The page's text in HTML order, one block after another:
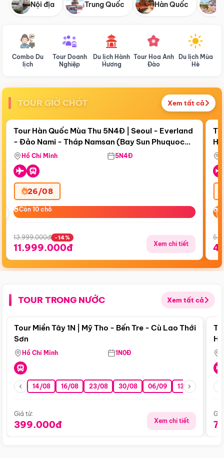
Nội địa Trung Quốc Hàn Quốc
Combo Du
lịch
Tour Doanh
Nghiệp
Du lịch Hành
Hương
Tour Hoa Anh
Đào
Du lịch Mùa
Hè
TOUR GIỜ CHÓT Xem tất cả
Còn17 ngày 22:04:37
Bay Sun Phuquoc Airways
Điểm nổi bật
Tour Hàn Quốc Mùa Thu 5N4Đ | Seoul - Everland
- Đảo Nami - Tháp Namsan (Bay Sun Phuquoc
Airways)
Hồ Chí Minh 5N4Đ
26/08
Còn 10 chỗ
Còn 10 chỗ
13.999.000đ -14%
11.999.000đ Xem chi tiết
TOUR TRONG NƯỚC Xem tất cả
Điểm nổi bật
Tour Miền Tây 1N | Mỹ Tho - Bến Tre - Cù Lao Thới
Sơn
Hồ Chí Minh 1N0Đ
14/08 16/08 23/08 30/08 06/09 13/09 20/09
Giá từ:
399.000đ Xem chi tiết